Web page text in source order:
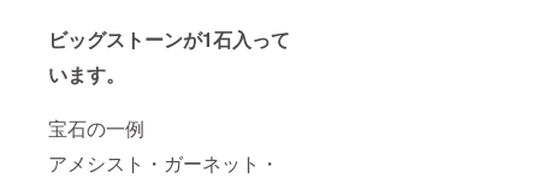
ビッグストーンが1石入って
います。
宝石の一例
アメシスト・ガーネット・